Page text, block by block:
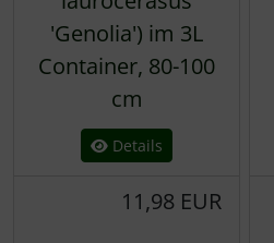
'Genolia') im 3L
Container, 80-100
cm
Details
11,98 EUR